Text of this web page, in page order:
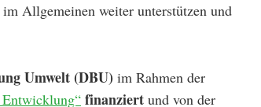
Allgemeinen weiter unterstützen und
Umwelt (DBU) im Rahmen der
finanziert und von der